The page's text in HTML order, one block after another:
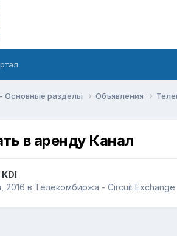
- Основные разделы Объявления
в аренду Канал
KDI
2016 в Телекомбиржа - Circuit Exchange